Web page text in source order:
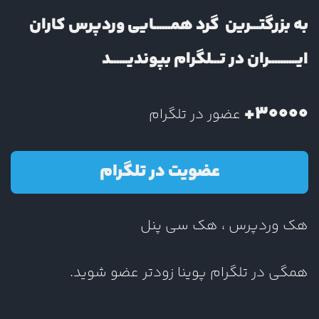
به بزرگتـــرین گرد همــــــایی وردپرس کاران
ایــــــــــران در تـــلگرام بپوندیــــــد
30000+ عضور در تلگرام
عضویت در تلگرام
هک وردپرس ، هک سی پنل
همگی در تلگرام پوینا زودتر عضو شوید.